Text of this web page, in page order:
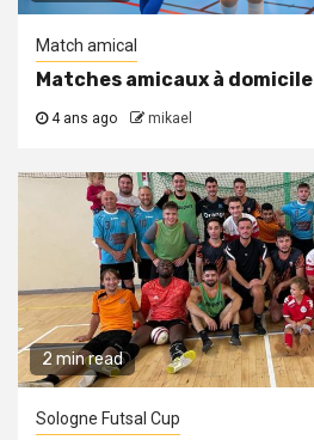
Match amical
Matches amicaux à domicile
4 ans ago mikael
2 min read
Sologne Futsal Cup